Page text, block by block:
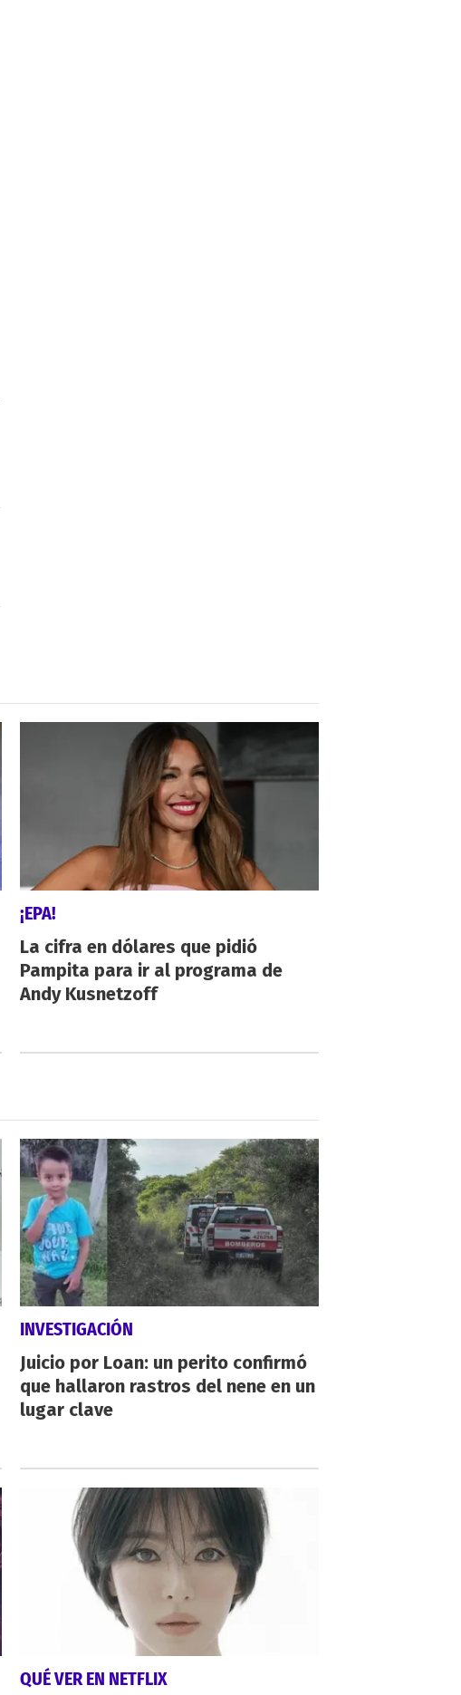
¡EPA!
La cifra en dólares que pidió
Pampita para ir al programa de
Andy Kusnetzoff
INVESTIGACIÓN
Juicio por Loan: un perito confirmó
que hallaron rastros del nene en un
lugar clave
QUÉ VER EN NETFLIX